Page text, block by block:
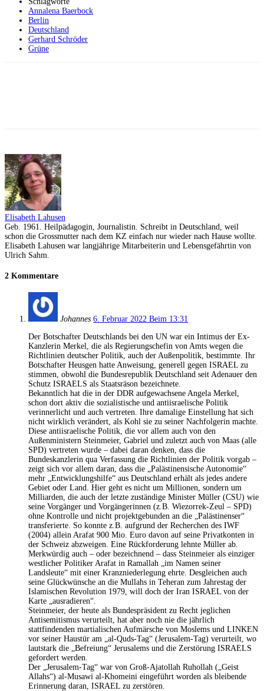
Annalena Baerbock
Berlin
Deutschland
Gerhard Schröder
Grüne
Elisabeth Lahusen
Geb. 1961. Heilpädagogin, Journalistin. Schreibt in Deutschland, weil
schon die Grossmutter nach dem KZ einfach nur wieder nach Hause wollte.
Elisabeth Lahusen war langjährige Mitarbeiterin und Lebensgefährtin von
Ulrich Sahm.
2 Kommentare
Johannes 6. Februar 2022 Beim 13:31
Der Botschafter Deutschlands bei den UN war ein Intimus der Ex-
Kanzlerin Merkel, die als Regierungschefin von Amts wegen die
Richtlinien deutscher Politik, auch der Außenpolitik, bestimmte. Ihr
Botschafter Heusgen hatte Anweisung, generell gegen ISRAEL zu
stimmen, obwohl die Bundesrepublik Deutschland seit Adenauer den
Schutz ISRAELS als Staatsräson bezeichnete.
Bekanntlich hat die in der DDR aufgewachsene Angela Merkel,
schon dort aktiv die sozialistische und antiisraelische Politik
verinnerlicht und auch vertreten. Ihre damalige Einstellung hat sich
nicht wirklich verändert, als Kohl sie zu seiner Nachfolgerin machte.
Diese antiisraelische Politik, die vor allem auch von den
Außenministern Steinmeier, Gabriel und zuletzt auch von Maas (alle
SPD) vertreten wurde – dabei daran denken, dass die
Bundeskanzlerin qua Verfassung die Richtlinien der Politik vorgab –
zeigt sich vor allem daran, dass die „Palästinensische Autonomie“
mehr „Entwicklungshilfe“ aus Deutschland erhält als jedes andere
Gebiet oder Land. Hier geht es nicht um Millionen, sondern um
Milliarden, die auch der letzte zuständige Minister Müller (CSU) wie
seine Vorgänger und Vorgängerinnen (z.B. Wiezorrek-Zeul – SPD)
ohne Kontrolle und nicht projektgebunden an die „Palästinenser“
transferierte. So konnte z.B. aufgrund der Recherchen des IWF
(2004) allein Arafat 900 Mio. Euro davon auf seine Privatkonten in
der Schweiz abzweigen. Eine Rückforderung lehnte Müller ab.
Merkwürdig auch – oder bezeichnend – dass Steinmeier als einziger
westlicher Politiker Arafat in Ramallah „im Namen seiner
Landsleute“ mit einer Kranzniederlegung ehrte. Desgleichen auch
seine Glückwünsche an die Mullahs in Teheran zum Jahrestag der
Islamischen Revolution 1979, will doch der Iran ISRAEL von der
Karte „ausradieren“.
Steinmeier, der heute als Bundespräsident zu Recht jeglichen
Antisemitismus verurteilt, hat aber noch nie die jährlich
stattfindenden martialischen Aufmärsche von Moslems und LINKEN
vor seiner Haustür am „al-Quds-Tag“ (Jerusalem-Tag) verurteilt, wo
lautstark die „Befreiung“ Jerusalems und die Zerstörung ISRAELS
gefordert werden.
Der „Jerusalem-Tag“ war von Groß-Ajatollah Ruhollah („Geist
Allahs“) al-Musawi al-Khomeini eingeführt worden als bleibende
Erinnerung daran, ISRAEL zu zerstören.